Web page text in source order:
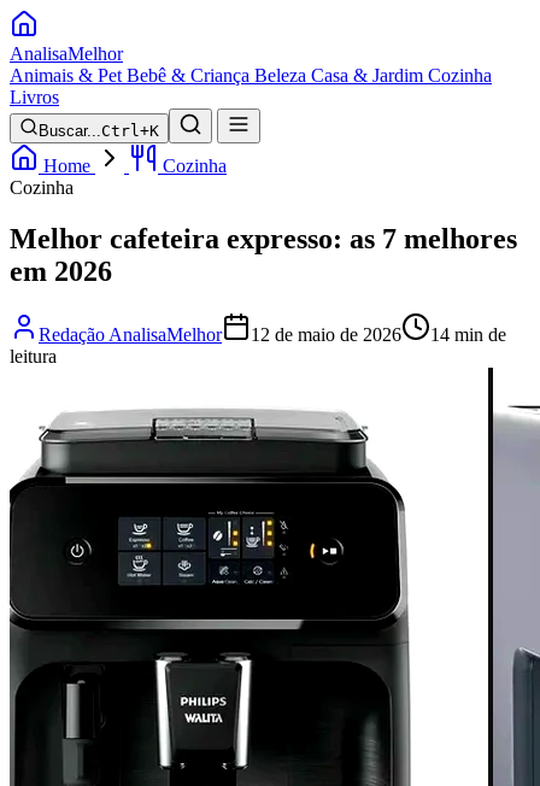
AnalisaMelhor
Animais & Pet Bebê & Criança Beleza Casa & Jardim Cozinha
Livros
Buscar...Ctrl+K
Home
Cozinha
Cozinha
Melhor cafeteira expresso: as 7 melhores
em 2026
Redação AnalisaMelhor 12 de maio de 2026
14 min de
leitura